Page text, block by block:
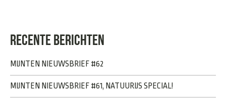
RECENTE BERICHTEN
MIJNTEN NIEUWSBRIEF #62
MIJNTEN NIEUWSBRIEF #61, NATUURIJS SPECIAL!